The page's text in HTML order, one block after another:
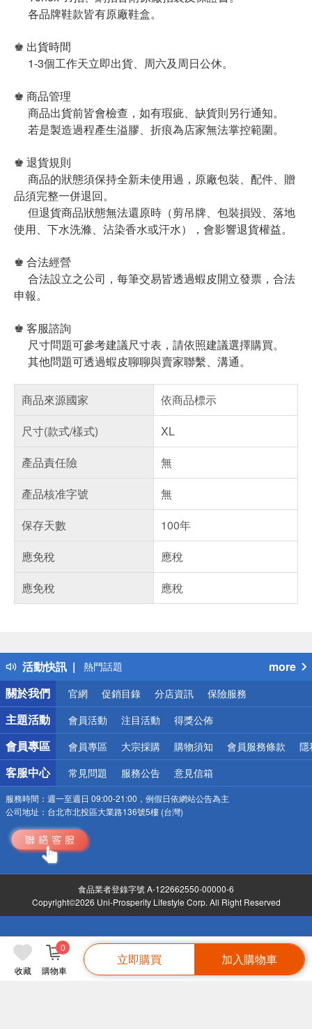
收藏 購物車
0
立即購買 加入購物車
各品牌鞋款皆有原廠鞋盒。
♚ 出貨時間
1-3個工作天立即出貨、周六及周日公休。
♚ 商品管理
商品出貨前皆會檢查，如有瑕疵、缺貨則另行通知。
若是製造過程產生溢膠、折痕為店家無法掌控範圍。
♚ 退貨規則
商品的狀態須保持全新未使用過，原廠包裝、配件、贈
品須完整一併退回。
但退貨商品狀態無法還原時（剪吊牌、包裝損毀、落地
使用、下水洗滌、沾染香水或汗水），會影響退貨權益。
♚ 合法經營
合法設立之公司，每筆交易皆透過蝦皮開立發票，合法
申報。
♚ 客服諮詢
尺寸問題可參考建議尺寸表，請依照建議選擇購買。
其他問題可透過蝦皮聊聊與賣家聯繫、溝通。
商品來源國家
依商品標示
尺寸(款式/樣式)
XL
產品責任險
無
產品核准字號
無
保存天數
100年
應免稅
應稅
應免稅
應稅
活動快訊
得獎公告
熱門話題
銀行優惠
偏遠地區配送
詐騙網頁！請小心！
more
關於我們
官網 促銷目錄 分店資訊 保險服務
主題活動 會員活動 注目活動 得獎公佈
會員專區 會員專區 大宗採購 購物須知 會員服務條款 隱
客服中心 常見問題 服務公告 意見信箱
服務時間： 週一至週日 09:00-21:00，例假日依網站公告為主
公司地址： 台北市北投區大業路136號5樓 (台灣)
食品業者登錄字號 A-122662550-00000-6
Copyright©2026 Uni-Prosperity Lifestyle Corp. All Right Reserved